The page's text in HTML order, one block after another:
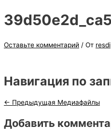
Оставьте комментарий / От resdi
Навигация по
← Предыдущая Медиафайлы
Добавить